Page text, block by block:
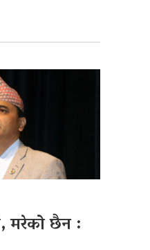
मरेको छैन :